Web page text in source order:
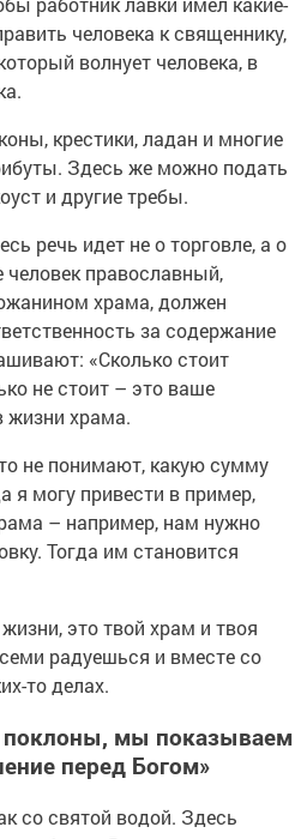
человека к священнику,
волнует человека, в
крестики, ладан и многие
Здесь же можно подать
и другие требы.
речь идет не о торговле, а о
православный,
храма, должен
за содержание
«Сколько стоит
не стоит – это ваше
жизни храма.
не понимают, какую сумму
я могу привести в пример,
– например, нам нужно
Тогда им становится
это твой храм и твоя
радуешься и вместе со
то делах.
мы показываем
перед Богом»
со святой водой. Здесь